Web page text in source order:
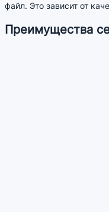
файл. Это зависит от
Преимущества